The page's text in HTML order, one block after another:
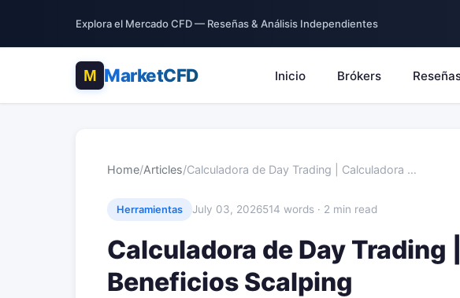
Explora el Mercado CFD — Reseñas & Análisis Independientes
MarketCFD Inicio Brókers
Home/Articles/Calculadora de Day Trading | Calculadora …
Herramientas July 03, 2026514 words · 2 min read
Calculadora de Day Trading
Beneficios Scalping